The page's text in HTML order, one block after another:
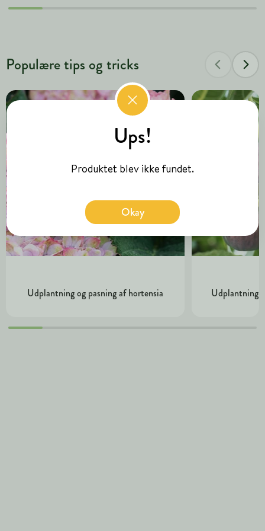
Populære tips og tricks
Udplantning og pasning af hortensia Udplantning
Ups!
Produktet blev ikke fundet.
Okay